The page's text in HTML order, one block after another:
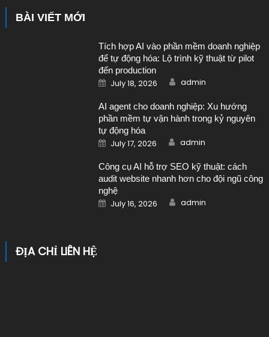
BÀI VIẾT MỚI
Tích hợp AI vào phần mềm doanh nghiệp
để tự động hóa: Lộ trình kỹ thuật từ pilot
đến production
Posted on
July 18, 2026 Author
admin
AI agent cho doanh nghiệp: Xu hướng
phần mềm tự vận hành trong kỷ nguyên
tự động hóa
Posted on
July 17, 2026 Author
admin
Công cụ AI hỗ trợ SEO kỹ thuật: cách
audit website nhanh hơn cho đội ngũ công
nghệ
Posted on
July 16, 2026 Author
admin
ĐỊA CHỈ LIÊN HỆ